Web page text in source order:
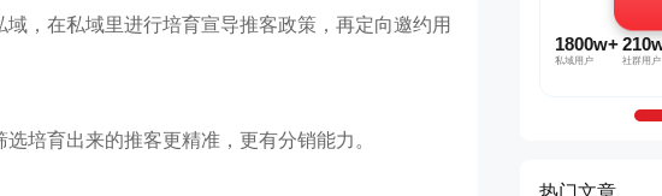
，在私域里进行培育宣导推客政策，再定向邀约用
培育出来的推客更精准，更有分销能力。
1800w+
私域用户 社群用户
热门文章